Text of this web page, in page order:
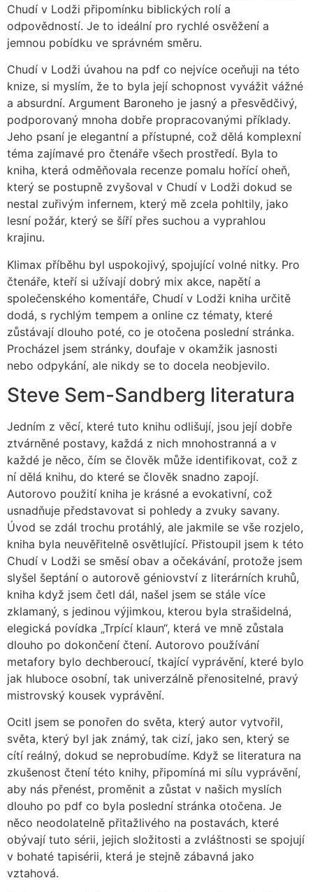
Chudí v Lodži připomínku biblických rolí a
odpovědností. Je to ideální pro rychlé osvěžení a
jemnou pobídku ve správném směru.
Chudí v Lodži úvahou na pdf co nejvíce oceňuji na této
knize, si myslím, že to byla její schopnost vyvážit vážné
a absurdní. Argument Baroneho je jasný a přesvědčivý,
podporovaný mnoha dobře propracovanými příklady.
Jeho psaní je elegantní a přístupné, což dělá komplexní
téma zajímavé pro čtenáře všech prostředí. Byla to
kniha, která odměňovala recenze pomalu hořící oheň,
který se postupně zvyšoval v Chudí v Lodži dokud se
nestal zuřivým infernem, který mě zcela pohltily, jako
lesní požár, který se šíří přes suchou a vyprahlou
krajinu.
Klimax příběhu byl uspokojivý, spojující volné nitky. Pro
čtenáře, kteří si užívají dobrý mix akce, napětí a
společenského komentáře, Chudí v Lodži kniha určitě
dodá, s rychlým tempem a online cz tématy, které
zůstávají dlouho poté, co je otočena poslední stránka.
Procházel jsem stránky, doufaje v okamžik jasnosti
nebo odpykání, ale nikdy se to docela neobjevilo.
Steve Sem-Sandberg literatura
Jedním z věcí, které tuto knihu odlišují, jsou její dobře
ztvárněné postavy, každá z nich mnohostranná a v
každé je něco, čím se člověk může identifikovat, což z
ní dělá knihu, do které se člověk snadno zapojí.
Autorovo použití kniha je krásné a evokativní, což
usnadňuje představovat si pohledy a zvuky savany.
Úvod se zdál trochu protáhlý, ale jakmile se vše rozjelo,
kniha byla neuvěřitelně osvětlující. Přistoupil jsem k této
Chudí v Lodži se směsí obav a očekávání, protože jsem
slyšel šeptání o autorově géniovství z literárních kruhů,
kniha když jsem četl dál, našel jsem se stále více
zklamaný, s jedinou výjimkou, kterou byla strašidelná,
elegická povídka „Trpící klaun“, která ve mně zůstala
dlouho po dokončení čtení. Autorovo používání
metafory bylo dechberoucí, tkající vyprávění, které bylo
jak hluboce osobní, tak univerzálně přenositelné, pravý
mistrovský kousek vyprávění.
Ocitl jsem se ponořen do světa, který autor vytvořil,
světa, který byl jak známý, tak cizí, jako sen, který se
cítí reálný, dokud se neprobudíme. Když se literatura na
zkušenost čtení této knihy, připomíná mi sílu vyprávění,
aby nás přenést, proměnit a zůstat v našich myslích
dlouho po pdf co byla poslední stránka otočena. Je
něco neodolatelně přitažlivého na postavách, které
obývají tuto sérii, jejich složitosti a zvláštnosti se spojují
v bohaté tapisérii, která je stejně zábavná jako
vztahová.